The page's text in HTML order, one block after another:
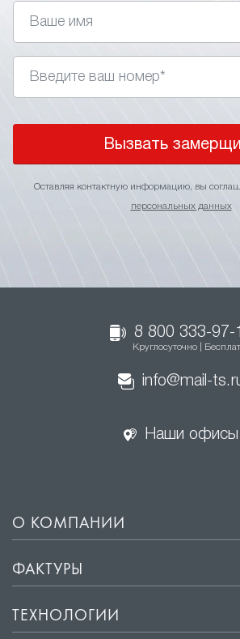
Вызвать
Оставляя контактную информацию, вы
персональных данных
8 800 333-97-
Круглосуточно |
info@mail-
Наши офисы
О КОМПАНИИ
ФАКТУРЫ
ТЕХНОЛОГИИ